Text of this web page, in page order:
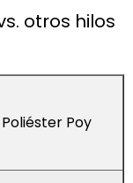
otros hilos
Poliéster Poy